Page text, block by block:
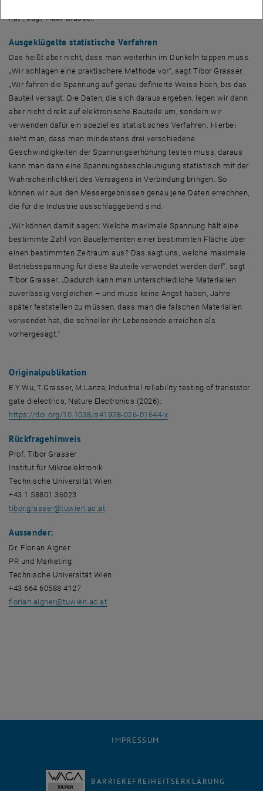
hat“, sagt Tibor Grasser.
Ausgeklügelte statistische Verfahren
Das heißt aber nicht, dass man weiterhin im Dunkeln tappen muss.
„Wir schlagen eine praktischere Methode vor“, sagt Tibor Grasser.
„Wir fahren die Spannung auf genau definierte Weise hoch, bis das
Bauteil versagt. Die Daten, die sich daraus ergeben, legen wir dann
aber nicht direkt auf elektronische Bauteile um, sondern wir
verwenden dafür ein spezielles statistisches Verfahren. Hierbei
sieht man, dass man mindestens drei verschiedene
Geschwindigkeiten der Spannungserhöhung testen muss, daraus
kann man dann eine Spannungsbeschleunigung statistisch mit der
Wahrscheinlichkeit des Versagens in Verbindung bringen. So
können wir aus den Messergebnissen genau jene Daten errechnen,
die für die Industrie ausschlaggebend sind.
„Wir können damit sagen: Welche maximale Spannung hält eine
bestimmte Zahl von Bauelementen einer bestimmten Fläche über
einen bestimmten Zeitraum aus? Das sagt uns, welche maximale
Betriebsspannung für diese Bauteile verwendet werden darf“, sagt
Tibor Grasser. „Dadurch kann man unterschiedliche Materialien
zuverlässig vergleichen – und muss keine Angst haben, Jahre
später feststellen zu müssen, dass man die falschen Materialien
verwendet hat, die schneller ihr Lebensende erreichen als
vorhergesagt.“
Originalpublikation
E.Y.Wu, T.Grasser, M.Lanza, Industrial reliability testing of transistor
gate dielectrics, Nature Electronics (2026).
https://doi.org/10.1038/s41928-026-01644-x, öffnet eine externe URL
Rückfragehinweis
Prof. Tibor Grasser
Institut für Mikroelektronik
Technische Universität Wien
+43 1 58801 36023
tibor.grasser@tuwien.ac.at
Aussender:
Dr. Florian Aigner
PR und Marketing
Technische Universität Wien
+43 664 60588 4127
florian.aigner@tuwien.ac.at
IMPRESSUM
BARRIEREFREIHEITSERKLÄRUNG